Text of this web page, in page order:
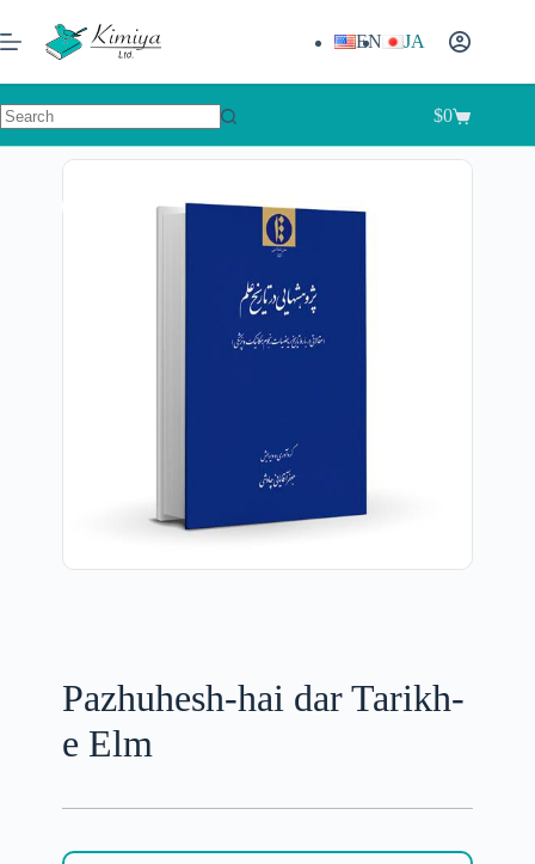
EN JA
$0
Pazhuhesh-hai dar Tarikh-
e Elm